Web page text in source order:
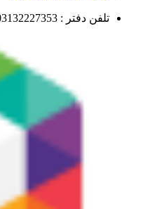
تلفن دفتر : 03132227353